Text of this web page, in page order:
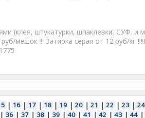
(клея, штукатурки, шпаклевки, СУФ, и
мешок !!! Затирка серая от 12 руб/кг
| 16 | 17 | 18 | 19 | 20 | 21 | 22 | 23 | 24
| 36 | 37 | 38 | 39 | 40 | 41 | 42 | 43 | 44 |